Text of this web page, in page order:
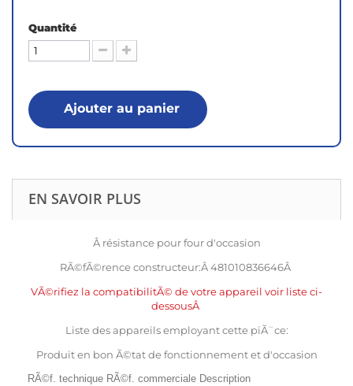
Quantité
Ajouter au panier
EN SAVOIR PLUS
Â résistance pour four d'occasion
RÃ©fÃ©rence constructeur:Â 481010836646Â
VÃ©rifiez la compatibilitÃ© de votre appareil voir liste ci-
dessousÂ
Liste des appareils employant cette piÃ¨ce:
Produit en bon Ã©tat de fonctionnement et d'occasion
RÃ©f. technique RÃ©f. commerciale Description